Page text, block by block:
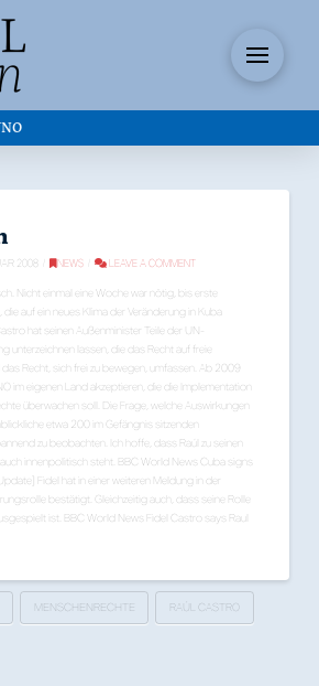
2008 NEWS LEAVE A COMMENT
Nicht einmal eine Woche war nötig, bis erste
auf ein neues Klima der Veränderung in Kuba
hat seinen Außenminister Teile der UN-
unterzeichnen lassen, die das Recht auf freie
Recht, sich frei zu bewegen, umfassen. Ab 2009
im eigenen Land akzeptieren, die die Implementation
überwachen soll. Die Frage, welche Auswirkungen
etwa 200 im Gefängnis sitzenden
zu beobachten. Ich hoffe, dass Raúl zu seinen
innenpolitisch steht. BBC World News Cuba signs
Fidel hat in einer weiteren Meldung in der
bestätigt. Gleichzeitig auch, dass seine Rolle
ist. BBC World News Fidel Castro says Raul
MENSCHENRECHTE RAÚL CASTRO